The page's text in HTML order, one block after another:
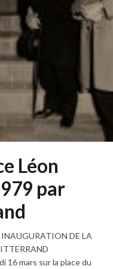
Léon
par
DE LA
16 mars sur la place du